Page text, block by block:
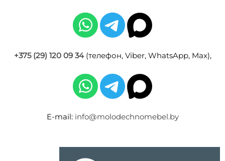
+375 (29) 120 09 34(телефон, Viber, WhatsApp, Max),
E-mail: info@molodechnomebel.by